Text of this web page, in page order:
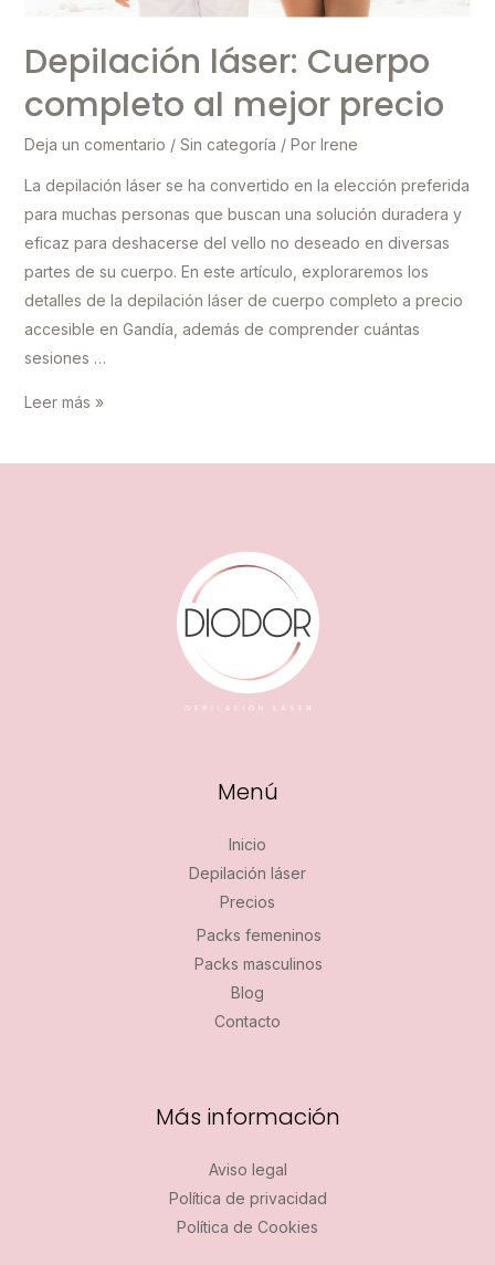
Depilación láser: Cuerpo
completo al mejor precio
Deja un comentario / Sin categoría / Por Irene
La depilación láser se ha convertido en la elección preferida
para muchas personas que buscan una solución duradera y
eficaz para deshacerse del vello no deseado en diversas
partes de su cuerpo. En este artículo, exploraremos los
detalles de la depilación láser de cuerpo completo a precio
accesible en Gandía, además de comprender cuántas
sesiones …
Depilación
Leer más »
Menú
Inicio
Depilación láser
Precios
Packs femeninos
Packs masculinos
Blog
Contacto
Más información
Aviso legal
Política de privacidad
Política de Cookies